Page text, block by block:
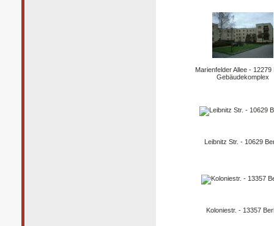
Marienfelder Allee - 12279
Gebäudekomplex
Leibnitz Str. - 10629
Koloniestr. - 13357